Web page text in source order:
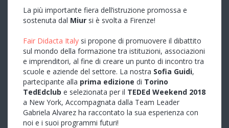
Fair
Didacta
La più importante fiera dell’istruzione promossa e
sostenuta dal Miur si è svolta a Firenze!
Fair Didacta Italy si propone di promuovere il dibattito
sul mondo della formazione tra istituzioni, associazioni
e imprenditori, al fine di creare un punto di incontro tra
scuole e aziende del settore. La nostra Sofia Guidi,
partecipante alla prima edizione di Torino
TedEdclub e selezionata per il TEDEd Weekend 2018
a New York, Accompagnata dalla Team Leader
Gabriela Alvarez ha raccontato la sua esperienza con
noi e i suoi programmi futuri!